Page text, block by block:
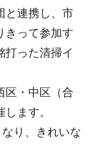
と連携し、市
きって参加す
打った清掃イ
区・中区（合
ます。
り、きれいな